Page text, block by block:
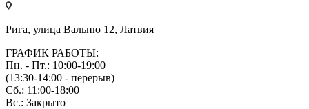
Рига, улица Вальню 12, Латвия
ГРАФИК РАБОТЫ:
Пн. - Пт.: 10:00-19:00
(13:30-14:00 - перерыв)
Сб.: 11:00-18:00
Вс.: Закрыто